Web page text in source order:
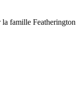
famille Featherington